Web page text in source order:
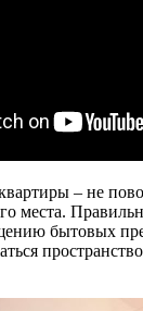
– не
места.
бытовых